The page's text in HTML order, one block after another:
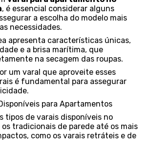
, é essencial considerar alguns
a escolha do modelo mais
necessidades.
apresenta características únicas,
e a brisa marítima, que
na secagem das roupas.
um varal que aproveite esses
é fundamental para assegurar
para Apartamentos
tipos de varais disponíveis no
tradicionais de parede até os mais
como os varais retráteis e de